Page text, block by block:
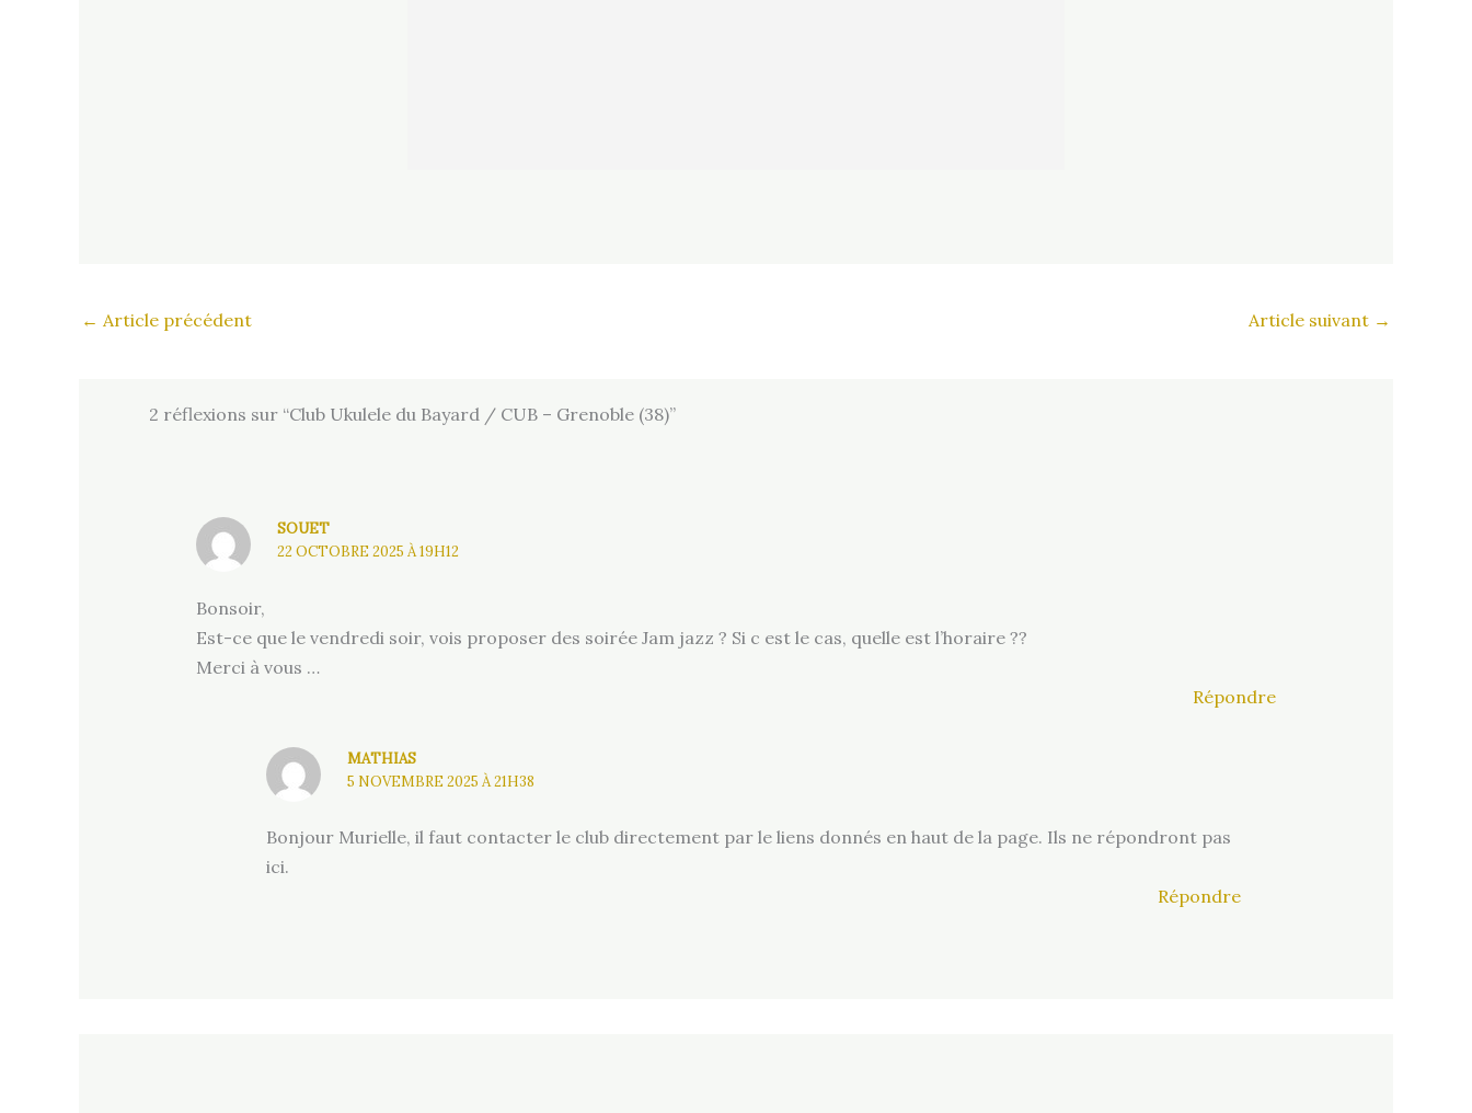
← Article précédent Article suivant →
2 réflexions sur “Club Ukulele du Bayard / CUB – Grenoble (38)”
SOUET
22 OCTOBRE 2025 À 19H12
Bonsoir,
Est-ce que le vendredi soir, vois proposer des soirée Jam jazz ? Si c est le cas, quelle est l’horaire ??
Merci à vous …
Répondre
MATHIAS
5 NOVEMBRE 2025 À 21H38
Bonjour Murielle, il faut contacter le club directement par le liens donnés en haut de la page. Ils ne répondront pas
ici.
Répondre